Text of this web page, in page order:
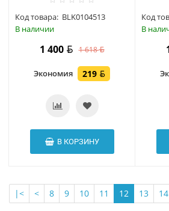
Код товара: BLK0104513
В наличии
1 400 1 618
Экономия 219
В КОРЗИНУ
Код
В
|< < 8 9 10 11 12 13 14